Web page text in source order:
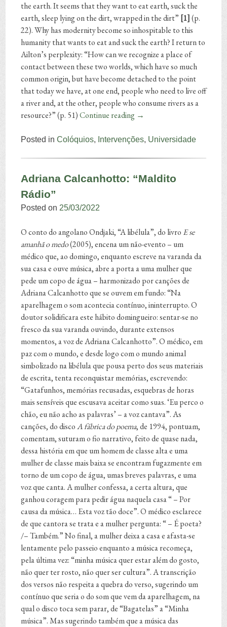
the earth. It seems that they want to eat earth, suck the
earth, sleep lying on the dirt, wrapped in the dirt” [1](p.
22). Why has modernity become so inhospitable to this
humanity that wants to eat and suck the earth? I return to
Ailton’s perplexity: “How can we recognize a place of
contact between these two worlds, which have so much
common origin, but have become detached to the point
that today we have, at one end, people who need to live off
a river and, at the other, people who consume rivers as a
resource?” (p. 51)Continue reading →
Posted inColóquios, Intervenções, Universidade
Adriana Calcanhotto: “Maldito
Rádio”
Posted on 25/03/2022
O conto do angolano Ondjaki, “A libélula”, do livro E se
amanhã o medo(2005), encena um não-evento – um
médico que, ao domingo, enquanto escreve na varanda da
sua casa e ouve música, abre a porta a uma mulher que
pede um copo de água – harmonizado por canções de
Adriana Calcanhotto que se ouvem em fundo: “Na
aparelhagem o som acontecia contínuo, ininterrupto. O
doutor solidificara este hábito domingueiro: sentar-se no
fresco da sua varanda ouvindo, durante extensos
momentos, a voz de Adriana Calcanhotto”. O médico, em
paz com o mundo, e desde logo com o mundo animal
simbolizado na libélula que pousa perto dos seus materiais
de escrita, tenta reconquistar memórias, escrevendo:
“Gatafunhos, memórias recusadas, esquebras de horas
mais sensíveis que escusava aceitar como suas. ‘Eu perco o
chão, eu não acho as palavras’ – a voz cantava”. As
canções, do discoA fábrica do poema, de 1994, pontuam,
comentam, suturam o fio narrativo, feito de quase nada,
dessa história em que um homem de classe alta e uma
mulher de classe mais baixa se encontram fugazmente em
torno de um copo de água, umas breves palavras, e uma
voz que canta. A mulher confessa, a certa altura, que
ganhou coragem para pedir água naquela casa “ – Por
causa da música… Esta voz tão doce”. O médico esclarece
de que cantora se trata e a mulher pergunta: “ – É poeta?
/– Também.” No final, a mulher deixa a casa e afasta-se
lentamente pelo passeio enquanto a música recomeça,
pela última vez: “minha música quer estar além do gosto,
não quer ter rosto, não quer ser cultura”. A transcrição
dos versos não respeita a quebra do verso, sugerindo um
contínuo que seria o do som que vem da aparelhagem, na
qual o disco toca sem parar, de “Bagatelas” a “Minha
música”. Mas sugerindo também que a música das